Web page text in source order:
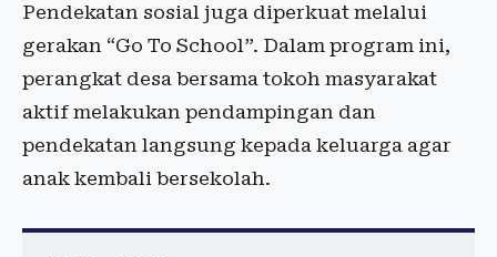
Pendekatan sosial juga diperkuat melalui
gerakan “Go To School”. Dalam program ini,
perangkat desa bersama tokoh masyarakat
aktif melakukan pendampingan dan
pendekatan langsung kepada keluarga agar
anak kembali bersekolah.